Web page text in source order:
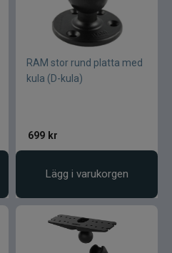
RAM stor rund platta med
kula (D-kula)
699 kr
Lägg i varukorgen